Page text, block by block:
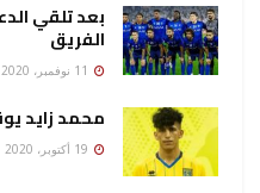
بعد تلقي
الفريق
محمد زايد